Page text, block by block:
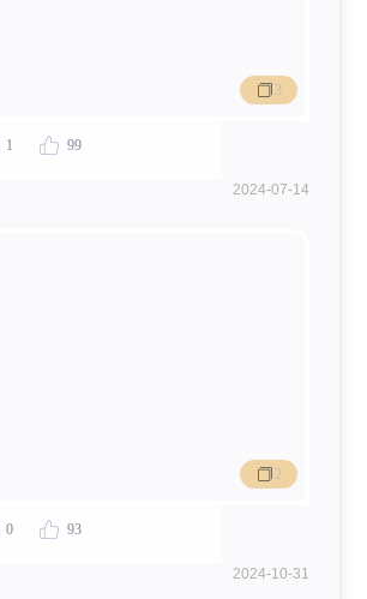
1 99
2024-07-14
3
0 93
2024-10-31
2